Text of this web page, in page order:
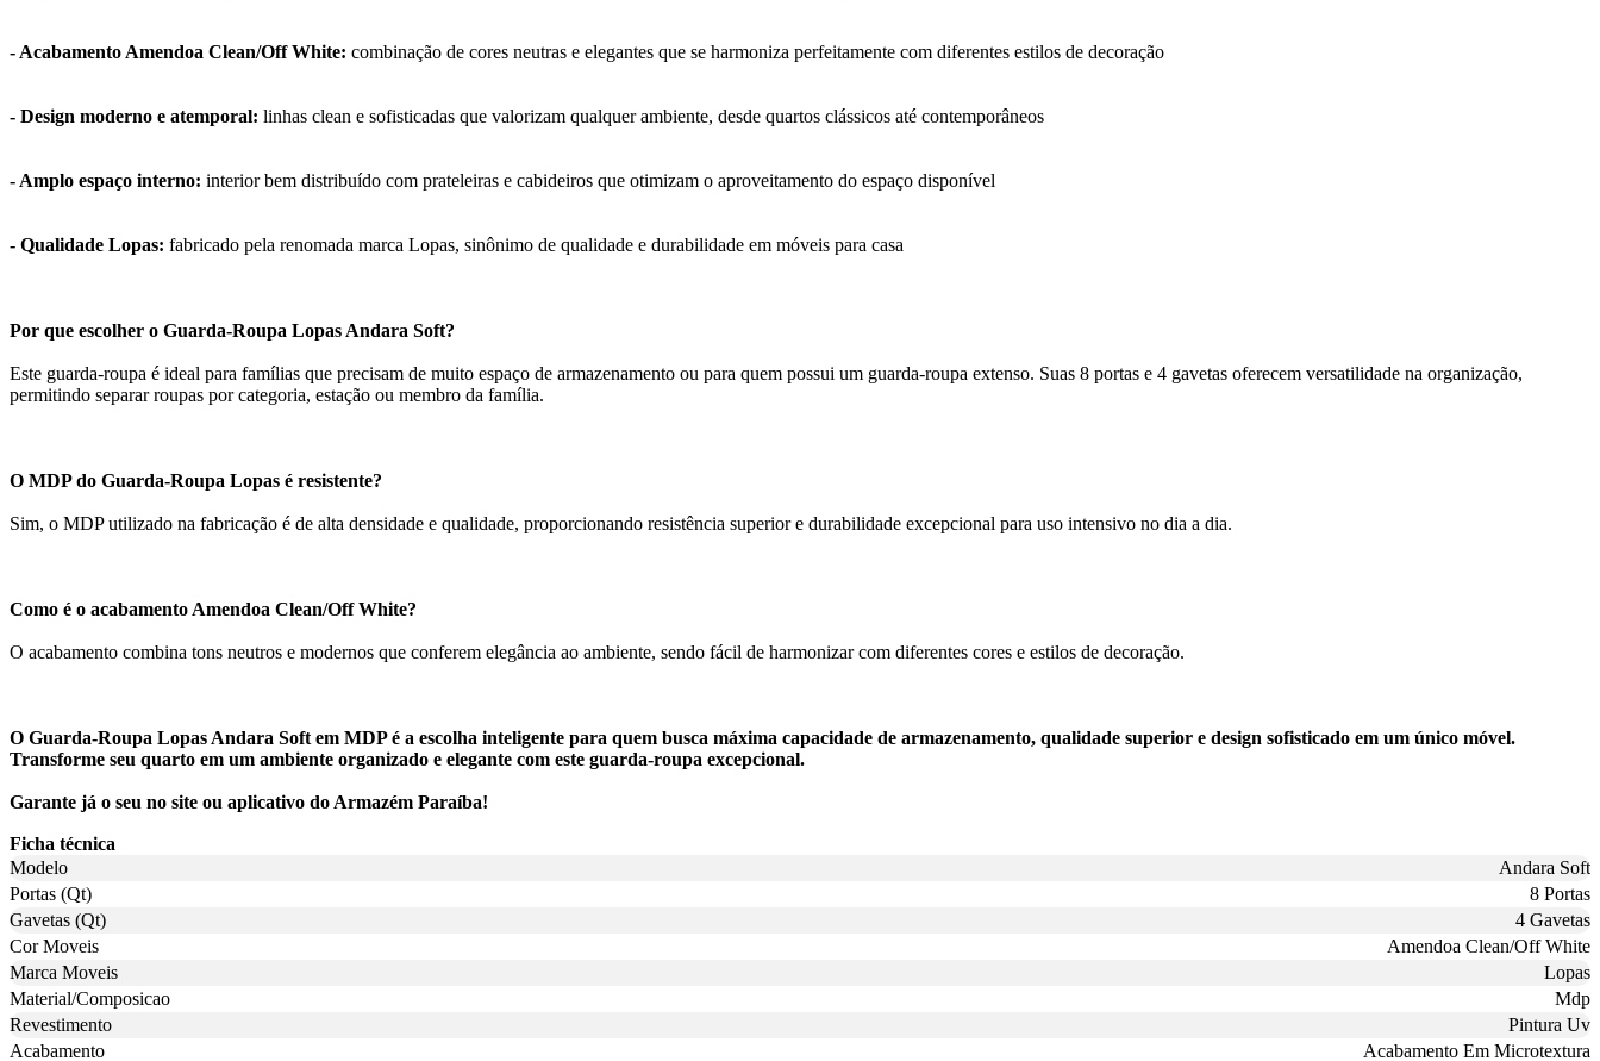
- Acabamento Amendoa Clean/Off White: combinação de cores neutras e elegantes que se harmoniza perfeitamente com diferentes estilos de decoração
- Design moderno e atemporal: linhas clean e sofisticadas que valorizam qualquer ambiente, desde quartos clássicos até contemporâneos
- Amplo espaço interno: interior bem distribuído com prateleiras e cabideiros que otimizam o aproveitamento do espaço disponível
- Qualidade Lopas: fabricado pela renomada marca Lopas, sinônimo de qualidade e durabilidade em móveis para casa
Por que escolher o Guarda-Roupa Lopas Andara Soft?
Este guarda-roupa é ideal para famílias que precisam de muito espaço de armazenamento ou para quem possui um guarda-roupa extenso. Suas 8 portas e 4 gavetas oferecem versatilidade na organização,
permitindo separar roupas por categoria, estação ou membro da família.
O MDP do Guarda-Roupa Lopas é resistente?
Sim, o MDP utilizado na fabricação é de alta densidade e qualidade, proporcionando resistência superior e durabilidade excepcional para uso intensivo no dia a dia.
Como é o acabamento Amendoa Clean/Off White?
O acabamento combina tons neutros e modernos que conferem elegância ao ambiente, sendo fácil de harmonizar com diferentes cores e estilos de decoração.
O Guarda-Roupa Lopas Andara Soft em MDP é a escolha inteligente para quem busca máxima capacidade de armazenamento, qualidade superior e design sofisticado em um único móvel.
Transforme seu quarto em um ambiente organizado e elegante com este guarda-roupa excepcional.
Garante já o seu no site ou aplicativo do Armazém Paraíba!
Ficha técnica
Modelo
Andara Soft
Portas (Qt)
8 Portas
Gavetas (Qt)
4 Gavetas
Cor Moveis
Amendoa Clean/Off White
Marca Moveis
Lopas
Material/Composicao
Mdp
Revestimento
Pintura Uv
Acabamento
Acabamento Em Microtextura